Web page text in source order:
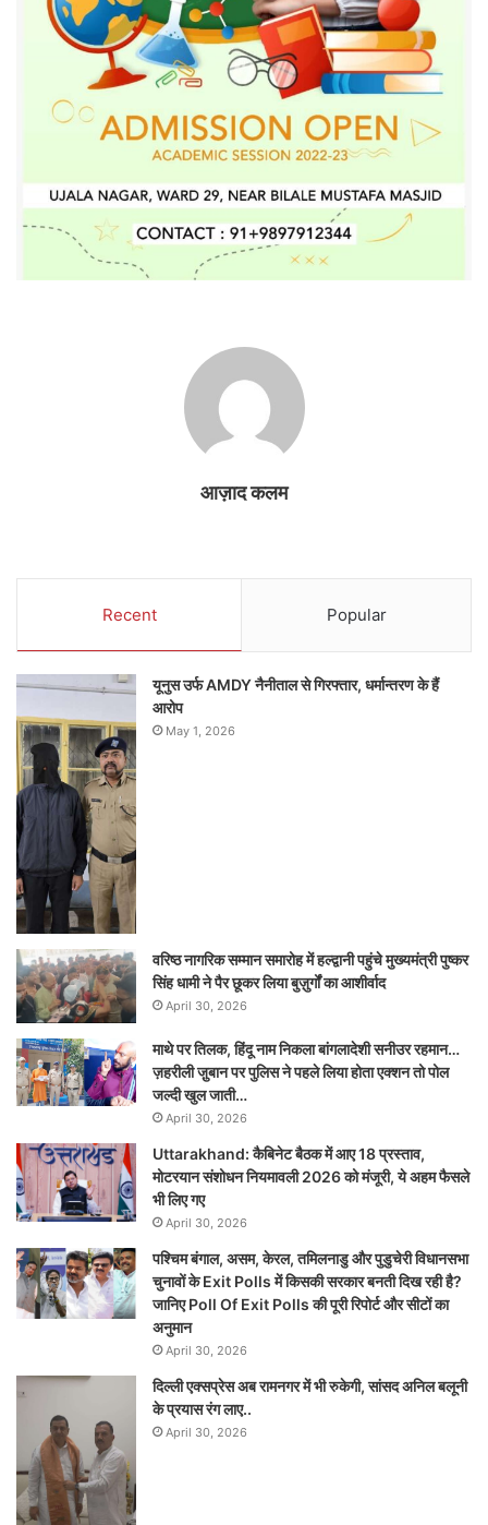
आज़ाद कलम
Recent Popular
यूनुस उर्फ AMDY नैनीताल से गिरफ्तार, धर्मान्तरण के हैं
आरोप
May 1, 2026
वरिष्ठ नागरिक सम्मान समारोह में हल्द्वानी पहुंचे मुख्यमंत्री पुष्कर
सिंह धामी ने पैर छूकर लिया बुज़ुर्गों का आशीर्वाद
April 30, 2026
माथे पर तिलक, हिंदू नाम निकला बांगलादेशी सनीउर रहमान…
ज़हरीली जु़बान पर पुलिस ने पहले लिया होता एक्शन तो पोल
जल्दी खुल जाती…
April 30, 2026
Uttarakhand: कैबिनेट बैठक में आए 18 प्रस्ताव,
मोटरयान संशोधन नियमावली 2026 को मंजूरी, ये अहम फैसले
भी लिए गए
April 30, 2026
पश्चिम बंगाल, असम, केरल, तमिलनाडु और पुडुचेरी विधानसभा
चुनावों के Exit Polls में किसकी सरकार बनती दिख रही है?
जानिए Poll Of Exit Polls की पूरी रिपोर्ट और सीटों का
अनुमान
April 30, 2026
दिल्ली एक्सप्रेस अब रामनगर में भी रुकेगी, सांसद अनिल बलूनी
के प्रयास रंग लाए..
April 30, 2026